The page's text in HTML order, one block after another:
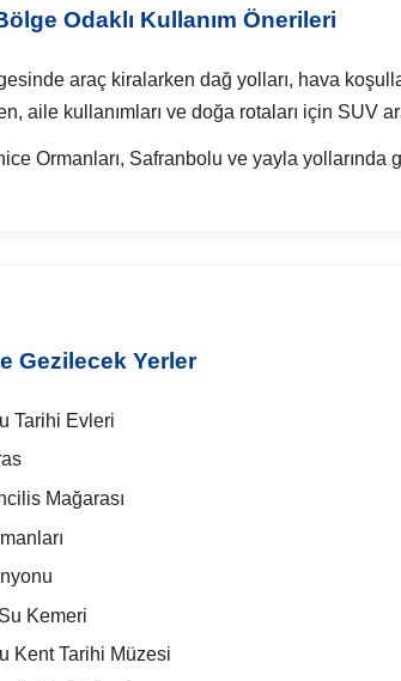
Odaklı Kullanım Önerileri
araç kiralarken dağ yolları, hava
aile kullanımları ve doğa rotaları için SUV
Ormanları, Safranbolu ve yayla
Gezilecek Yerler
Tarihi Evleri
Mağarası
Kemeri
Kent Tarihi Müzesi